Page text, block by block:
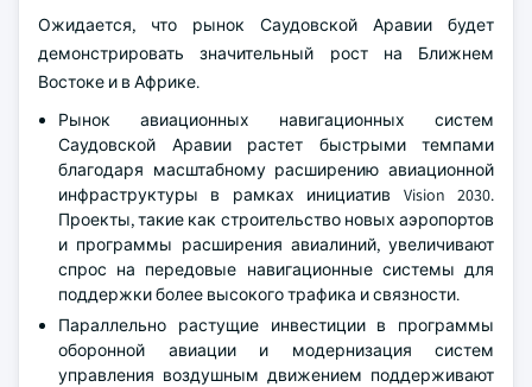
Ожидается, что рынок Саудовской Аравии будет
демонстрировать значительный рост на Ближнем
Востоке и в Африке.
Рынок авиационных навигационных систем
Саудовской Аравии растет быстрыми темпами
благодаря масштабному расширению авиационной
инфраструктуры в рамках инициатив Vision 2030.
Проекты, такие как строительство новых аэропортов
и программы расширения авиалиний, увеличивают
спрос на передовые навигационные системы для
поддержки более высокого трафика и связности.
Параллельно растущие инвестиции в программы
оборонной авиации и модернизация систем
управления воздушным движением поддерживают